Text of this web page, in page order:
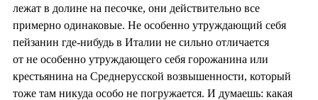
лежат в долине на песочке, они действительно все
примерно одинаковые. Не особенно утруждающий себя
пейзанин где-нибудь в Италии не сильно отличается
от не особенно утруждающего себя горожанина или
крестьянина на Среднерусской возвышенности, который
тоже там никуда особо не погружается. И думаешь: какая